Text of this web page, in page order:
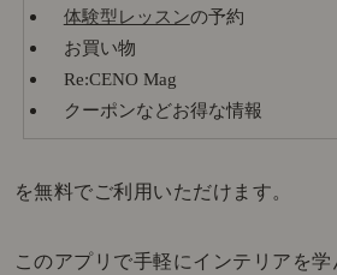
体験型レッスンの予約
お買い物
Re:CENO Mag
クーポンなどお得な情報
を無料でご利用いただけます。
このアプリで手軽にインテリアを学